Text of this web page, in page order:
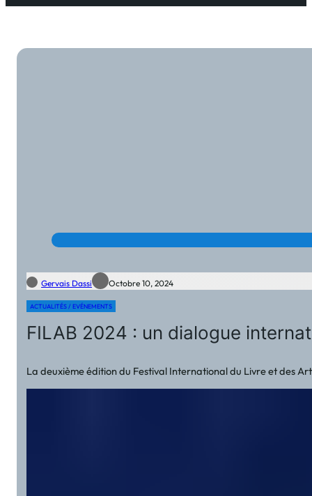
Gervais Dassi Octobre 10, 2024
ACTUALITÉS / EVÉNEMENTS
FILAB 2024 : un dialogue
La deuxième édition du Festival International du Livre et des